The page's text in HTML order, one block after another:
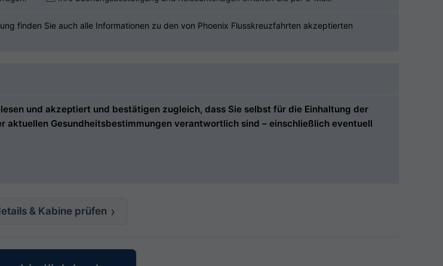
finden Sie auch alle Informationen zu den von Phoenix Flusskreuzfahrten akzeptierten
und akzeptiert und bestätigen zugleich, dass Sie selbst für die Einhaltung der
Gesundheitsbestimmungen verantwortlich sind – einschließlich eventuell
& Kabine prüfen